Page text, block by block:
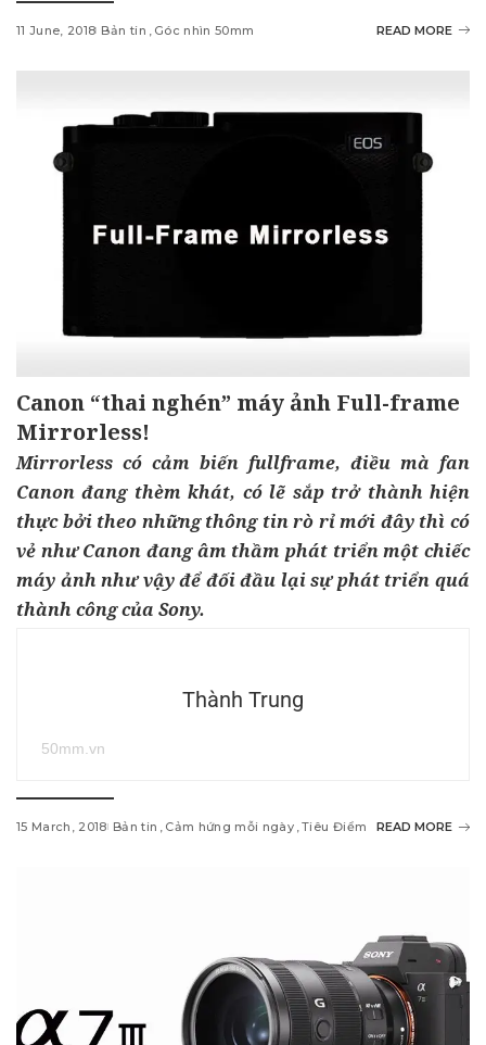
11 June, 2018 Bản tin Góc nhìn 50mm READ MORE
Canon “thai nghén” máy ảnh Full-frame
Mirrorless!
Mirrorless có cảm biến fullframe, điều mà fan
Canon đang thèm khát, có lẽ sắp trở thành hiện
thực bởi theo những thông tin rò rỉ mới đây thì có
vẻ như Canon đang âm thầm phát triển một chiếc
máy ảnh như vậy để đối đầu lại sự phát triển quá
thành công của Sony.
Thành Trung
50mm.vn
15 March, 2018 Bản tin Cảm hứng mỗi ngày Tiêu Điểm READ MORE